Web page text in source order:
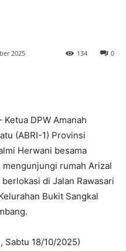
2025 0
134
DPW Amanah
(ABRI-1) Provinsi
Herwani besama
rumah Arizal
di Jalan Rawasari
Bukit Sangkal
Sabtu 18/10/2025)